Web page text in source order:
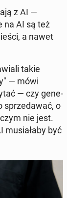
z AI —
na AI są też
a nawet
takie
— mówi
— czy ge­ne­
sprze­da­wać, o
nie jest.
mu­sia­ła­by być